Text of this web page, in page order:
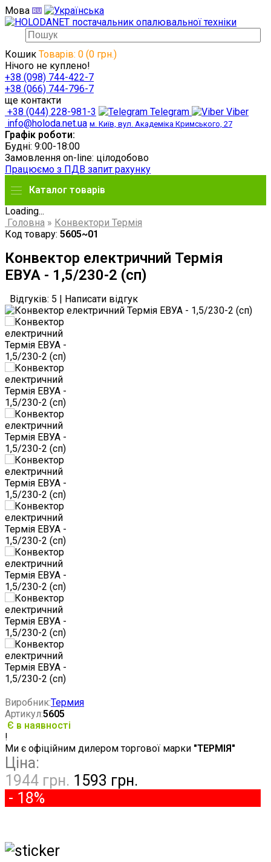
Мова
Кошик Товарів: 0 (0 грн.)
Нічого не куплено!
+38 (098) 744-422-7
+38 (066) 744-796-7
ще контакти
+38 (044) 228-981-3
Telegram
Viber
info@holoda.net.ua м. Київ, вул. Академіка Кримського, 27
Графік роботи:
Будні: 9:00-18:00
Замовлення on-line: цілодобово
Працюємо з ПДВ запит рахунку
Каталог товарів
Loading...
Головна » Конвектори Термія
Код товару: 5605~01
Конвектор електричний Термія
ЕВУА - 1,5/230-2 (сп)
Відгуків: 5 Написати відгук
Виробник:Термия
Артикул:5605
Є в наявності
!
Ми є офіційним дилером торгової марки "ТЕРМІЯ"
Ціна:
1944 грн. 1593 грн.
- 18%